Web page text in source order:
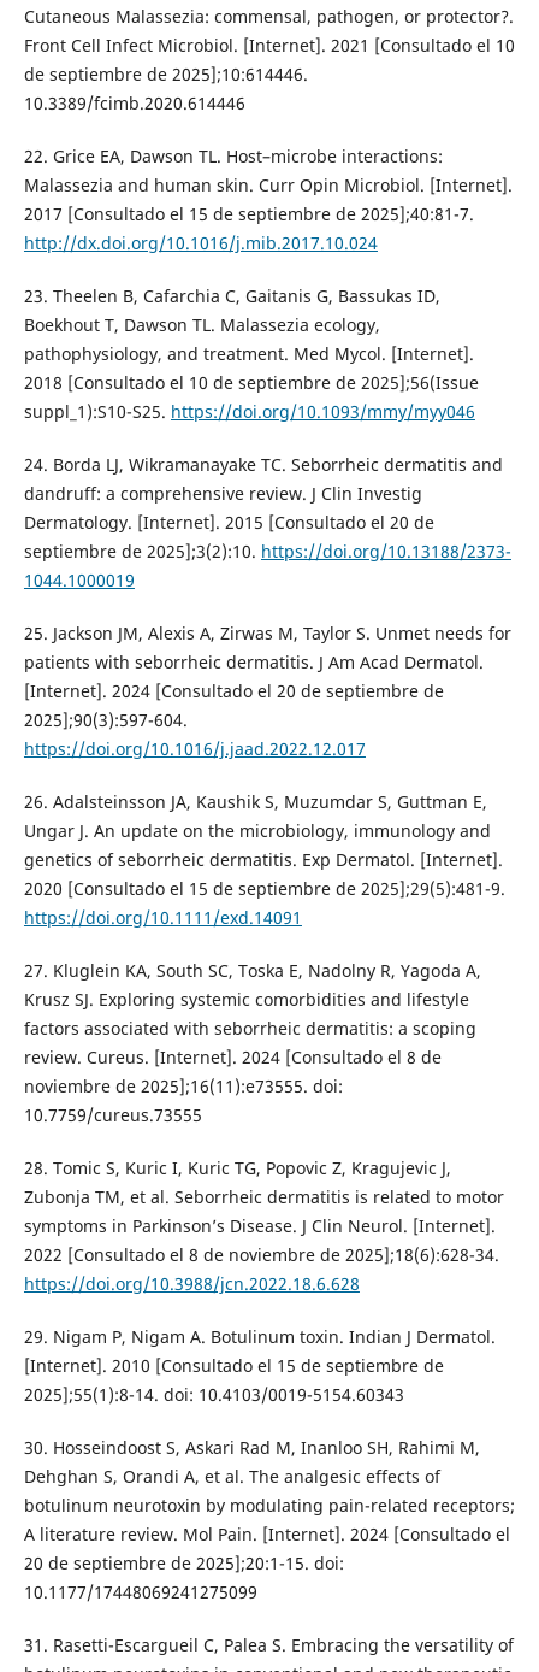
Cutaneous Malassezia: commensal, pathogen, or protector?.
Front Cell Infect Microbiol. [Internet]. 2021 [Consultado el 10
de septiembre de 2025];10:614446.
10.3389/fcimb.2020.614446
22. Grice EA, Dawson TL. Host–microbe interactions:
Malassezia and human skin. Curr Opin Microbiol. [Internet].
2017 [Consultado el 15 de septiembre de 2025];40:81-7.
http://dx.doi.org/10.1016/j.mib.2017.10.024
23. Theelen B, Cafarchia C, Gaitanis G, Bassukas ID,
Boekhout T, Dawson TL. Malassezia ecology,
pathophysiology, and treatment. Med Mycol. [Internet].
2018 [Consultado el 10 de septiembre de 2025];56(Issue
suppl_1):S10-S25. https://doi.org/10.1093/mmy/myy046
24. Borda LJ, Wikramanayake TC. Seborrheic dermatitis and
dandruff: a comprehensive review. J Clin Investig
Dermatology. [Internet]. 2015 [Consultado el 20 de
septiembre de 2025];3(2):10. https://doi.org/10.13188/2373-
1044.1000019
25. Jackson JM, Alexis A, Zirwas M, Taylor S. Unmet needs for
patients with seborrheic dermatitis. J Am Acad Dermatol.
[Internet]. 2024 [Consultado el 20 de septiembre de
2025];90(3):597-604.
https://doi.org/10.1016/j.jaad.2022.12.017
26. Adalsteinsson JA, Kaushik S, Muzumdar S, Guttman E,
Ungar J. An update on the microbiology, immunology and
genetics of seborrheic dermatitis. Exp Dermatol. [Internet].
2020 [Consultado el 15 de septiembre de 2025];29(5):481-9.
https://doi.org/10.1111/exd.14091
27. Kluglein KA, South SC, Toska E, Nadolny R, Yagoda A,
Krusz SJ. Exploring systemic comorbidities and lifestyle
factors associated with seborrheic dermatitis: a scoping
review. Cureus. [Internet]. 2024 [Consultado el 8 de
noviembre de 2025];16(11):e73555. doi:
10.7759/cureus.73555
28. Tomic S, Kuric I, Kuric TG, Popovic Z, Kragujevic J,
Zubonja TM, et al. Seborrheic dermatitis is related to motor
symptoms in Parkinson’s Disease. J Clin Neurol. [Internet].
2022 [Consultado el 8 de noviembre de 2025];18(6):628-34.
https://doi.org/10.3988/jcn.2022.18.6.628
29. Nigam P, Nigam A. Botulinum toxin. Indian J Dermatol.
[Internet]. 2010 [Consultado el 15 de septiembre de
2025];55(1):8-14. doi: 10.4103/0019-5154.60343
30. Hosseindoost S, Askari Rad M, Inanloo SH, Rahimi M,
Dehghan S, Orandi A, et al. The analgesic effects of
botulinum neurotoxin by modulating pain-related receptors;
A literature review. Mol Pain. [Internet]. 2024 [Consultado el
20 de septiembre de 2025];20:1-15. doi:
10.1177/17448069241275099
31. Rasetti-Escargueil C, Palea S. Embracing the versatility of